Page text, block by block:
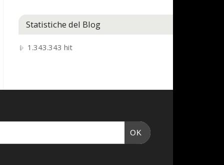
Statistiche del Blog
1.343.343 hit
OK